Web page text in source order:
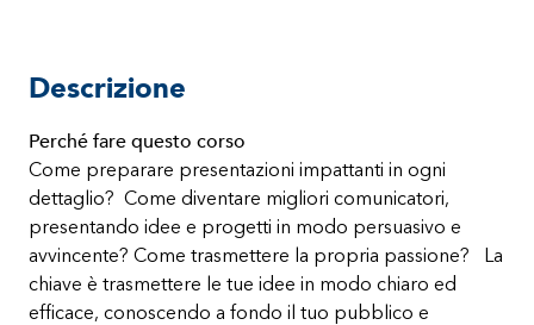
Descrizione
Perché fare questo corso
Come preparare presentazioni impattanti in ogni
dettaglio? Come diventare migliori comunicatori,
presentando idee e progetti in modo persuasivo e
avvincente? Come trasmettere la propria passione? La
chiave è trasmettere le tue idee in modo chiaro ed
efficace, conoscendo a fondo il tuo pubblico e